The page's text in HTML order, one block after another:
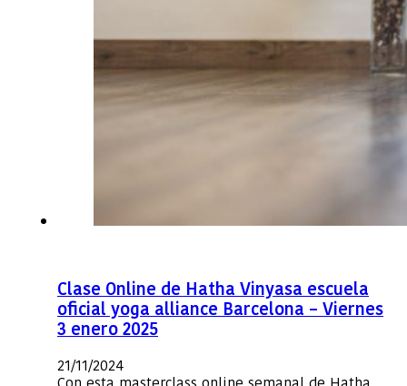
Clase Online de Hatha Vinyasa escuela
oficial yoga alliance Barcelona – Viernes
3 enero 2025
21/11/2024